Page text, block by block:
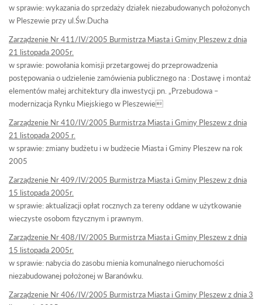
w sprawie: wykazania do sprzedaży działek niezabudowanych położonych
w Pleszewie przy ul.Św.Ducha
Zarządzenie Nr 411/IV/2005 Burmistrza Miasta i Gminy Pleszew z dnia
21 listopada 2005r.
w sprawie: powołania komisji przetargowej do przeprowadzenia
postępowania o udzielenie zamówienia publicznego na : Dostawę i montaż
elementów małej architektury dla inwestycji pn. „Przebudowa –
modernizacja Rynku Miejskiego w Pleszewie
Zarządzenie Nr 410/IV/2005 Burmistrza Miasta i Gminy Pleszew z dnia
21 listopada 2005 r.
w sprawie: zmiany budżetu i w budżecie Miasta i Gminy Pleszew na rok
2005
Zarządzenie Nr 409/IV/2005 Burmistrza Miasta i Gminy Pleszew z dnia
15 listopada 2005r.
w sprawie: aktualizacji opłat rocznych za tereny oddane w użytkowanie
wieczyste osobom fizycznym i prawnym.
Zarządzenie Nr 408/IV/2005 Burmistrza Miasta i Gminy Pleszew z dnia
15 listopada 2005r.
w sprawie: nabycia do zasobu mienia komunalnego nieruchomości
niezabudowanej położonej w Baranówku.
Zarządzenie Nr 406/IV/2005 Burmistrza Miasta i Gminy Pleszew z dnia 3